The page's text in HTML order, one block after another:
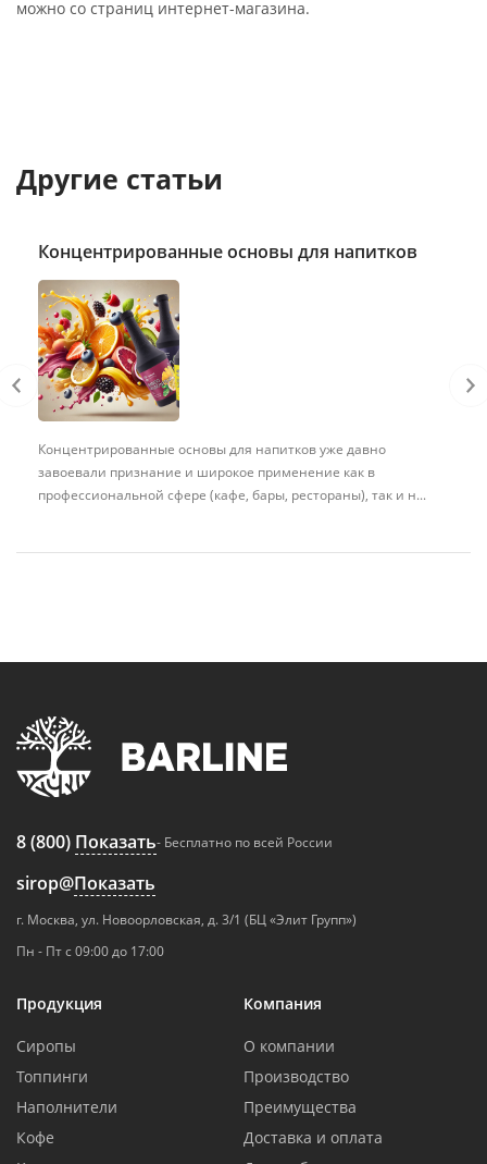
можно со страниц интернет-магазина.
Другие статьи
Концентрированные основы для напитков
Концентрированные основы для напитков уже давно
завоевали признание и широкое применение как в
профессиональной сфере (кафе, бары, рестораны), так и н...
8 (800) Показать- Бесплатно по всей России
sirop@Показать
г. Москва, ул. Новоорловская, д. 3/1 (БЦ «Элит Групп»)
Пн - Пт с 09:00 до 17:00
Продукция
Сиропы
Топпинги
Наполнители
Кофе
Компания
О компании
Производство
Преимущества
Доставка и оплата